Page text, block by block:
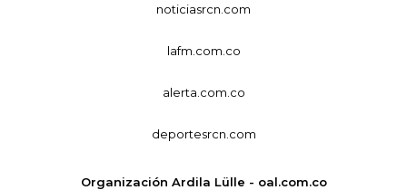
noticiasrcn.com
lafm.com.co
alerta.com.co
deportesrcn.com
Organización Ardila Lülle - oal.com.co